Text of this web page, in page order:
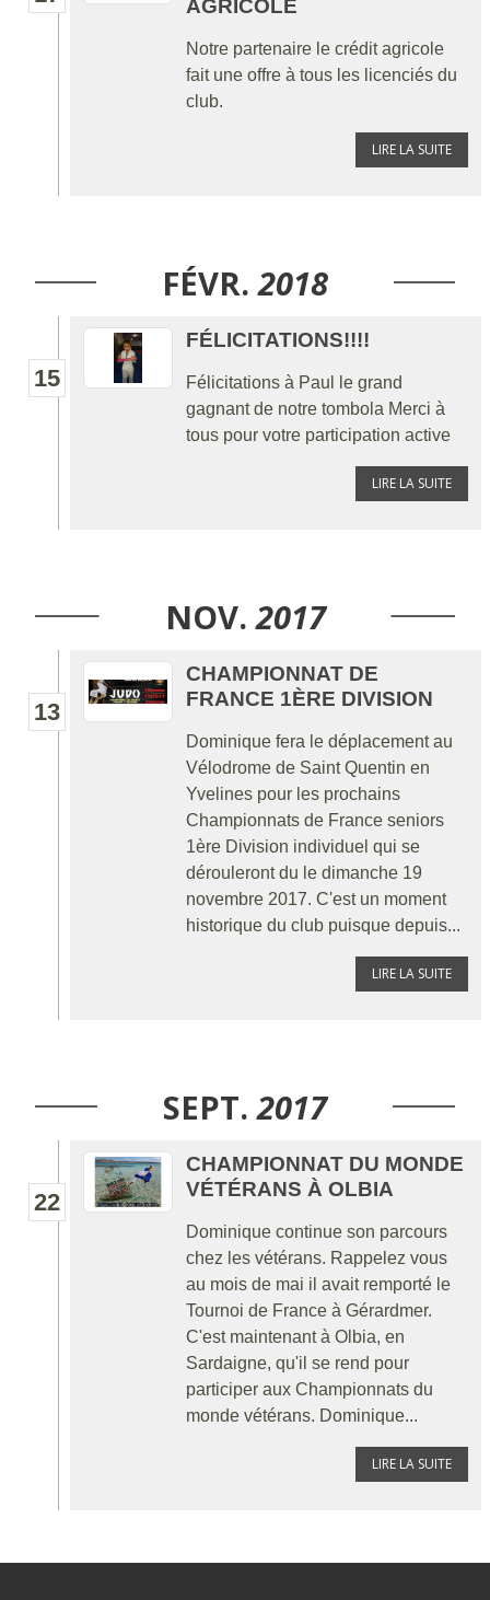
AGRICOLE
Notre partenaire le crédit agricole
fait une offre à tous les licenciés du
club.
LIRE LA SUITE
FÉVR. 2018
15
FÉLICITATIONS!!!!
Félicitations à Paul le grand
gagnant de notre tombola Merci à
tous pour votre participation active
LIRE LA SUITE
NOV. 2017
13
CHAMPIONNAT DE
FRANCE 1ÈRE DIVISION
Dominique fera le déplacement au
Vélodrome de Saint Quentin en
Yvelines pour les prochains
Championnats de France seniors
1ère Division individuel qui se
dérouleront du le dimanche 19
novembre 2017. C'est un moment
historique du club puisque depuis...
LIRE LA SUITE
SEPT. 2017
22
CHAMPIONNAT DU MONDE
VÉTÉRANS À OLBIA
Dominique continue son parcours
chez les vétérans. Rappelez vous
au mois de mai il avait remporté le
Tournoi de France à Gérardmer.
C'est maintenant à Olbia, en
Sardaigne, qu'il se rend pour
participer aux Championnats du
monde vétérans. Dominique...
LIRE LA SUITE